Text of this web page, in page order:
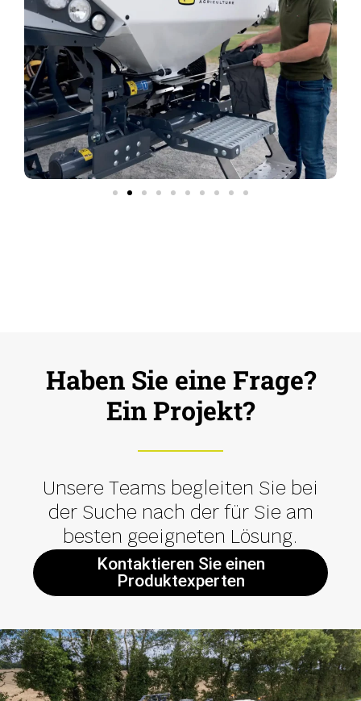
Haben Sie eine Frage?
Ein Projekt?
Unsere Teams begleiten Sie bei
der Suche nach der für Sie am
besten geeigneten Lösung.
Kontaktieren Sie einen
Produktexperten